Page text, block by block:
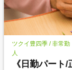
ツクイ豊四季 / 非常
人
《日勤パート